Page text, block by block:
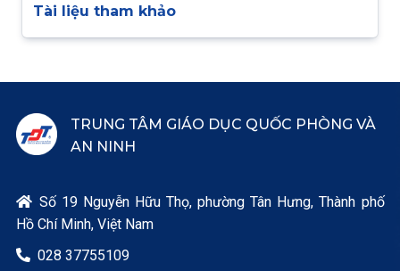
Tài liệu tham khảo
TRUNG TÂM GIÁO DỤC QUỐC PHÒNG VÀ
AN NINH
 Số 19 Nguyễn Hữu Thọ, phường Tân Hưng, Thành phố
Hồ Chí Minh, Việt Nam
 028 37755109